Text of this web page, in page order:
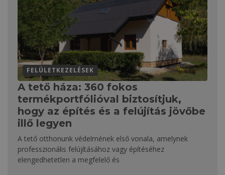
FELÜLETKEZELÉSEK
A tető háza: 360 fokos
termékportfólióval biztosítjuk,
hogy az építés és a felújítás jövőbe
illő legyen
A tető otthonunk védelmének első vonala, amelynek
professzionális felújításához vagy építéséhez
elengedhetetlen a megfelelő és